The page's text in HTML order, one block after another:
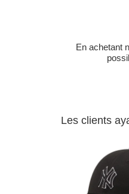
En achetant
Les clients